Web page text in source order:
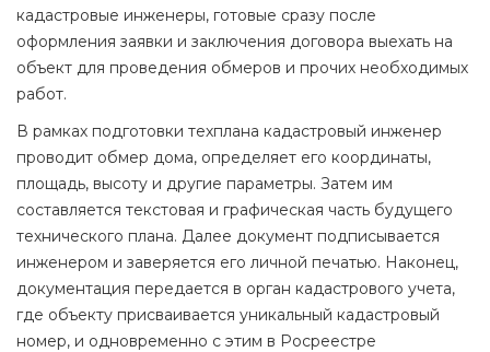
кадастровые инженеры, готовые сразу после
оформления заявки и заключения договора выехать на
объект для проведения обмеров и прочих необходимых
работ.
В рамках подготовки техплана кадастровый инженер
проводит обмер дома, определяет его координаты,
площадь, высоту и другие параметры. Затем им
составляется текстовая и графическая часть будущего
технического плана. Далее документ подписывается
инженером и заверяется его личной печатью. Наконец,
документация передается в орган кадастрового учета,
где объекту присваивается уникальный кадастровый
номер, и одновременно с этим в Росреестре